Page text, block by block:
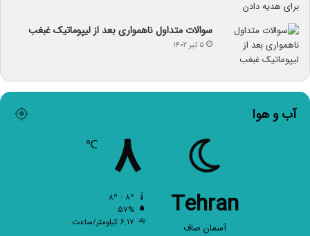
سوالات متداول ناهمواری بعد از لیپوماتیک غبغب
۵ تیر ۱۴۰۲
آب و هوا
Tehran
آسمان صاف
۸ ℃
۵۷%
۶.۱۷ کیلومتر/ساعت